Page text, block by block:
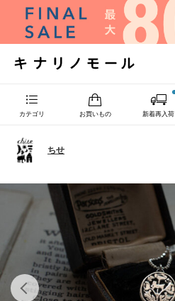
カテゴリ お買いもの 新着再入荷
ちせ